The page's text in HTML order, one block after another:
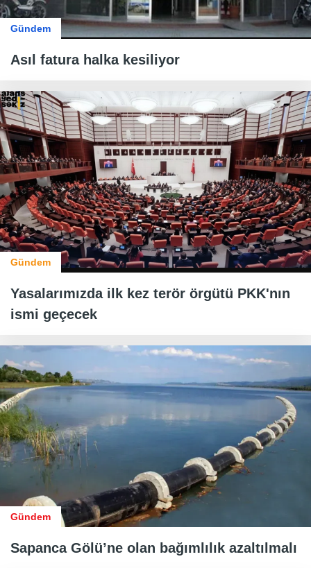
Gündem
Asıl fatura halka kesiliyor
Gündem
Yasalarımızda ilk kez terör örgütü PKK'nın
ismi geçecek
Gündem
Sapanca Gölü’ne olan bağımlılık azaltılmalı